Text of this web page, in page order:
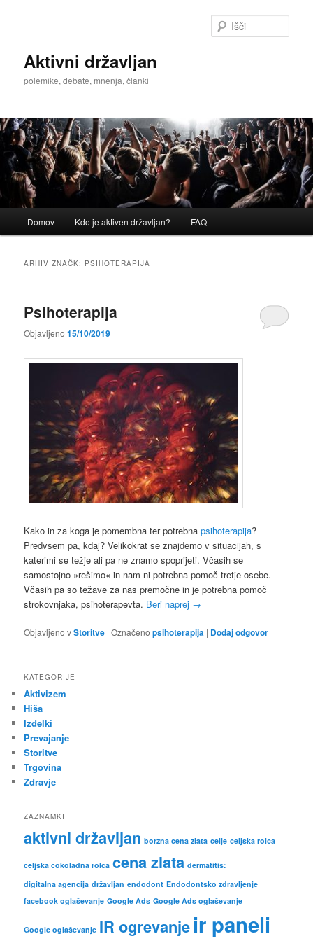
Aktivni državljan
polemike, debate, mnenja, članki
Domov Kdo je aktiven državljan? FAQ
ARHIV ZNAČK: PSIHOTERAPIJA
Psihoterapija
Objavljeno15/10/2019
Kako in za koga je pomembna ter potrebnapsihoterapija?
Predvsem pa, kdaj? Velikokrat se znajdemo v situacijah, s
katerimi se težje ali pa ne znamo spoprijeti. Včasih se
samostojno »rešimo« in nam ni potrebna pomoč tretje osebe.
Včasih pa so težave za nas premočne in je potrebna pomoč
strokovnjaka, psihoterapevta. Beri naprej →
Objavljeno vStoritve |Označeno psihoterapija | Dodaj odgovor
KATEGORIJE
Aktivizem
Hiša
Izdelki
Prevajanje
Storitve
Trgovina
Zdravje
ZAZNAMKI
aktivni državljan borzna cena zlata celje celjska rolca
celjska čokoladna rolca cena zlata dermatitis:
digitalna agencija državljan endodont Endodontsko zdravljenje
facebook oglaševanje Google Ads Google Ads oglaševanje
Google oglaševanje IR ogrevanjeir paneli